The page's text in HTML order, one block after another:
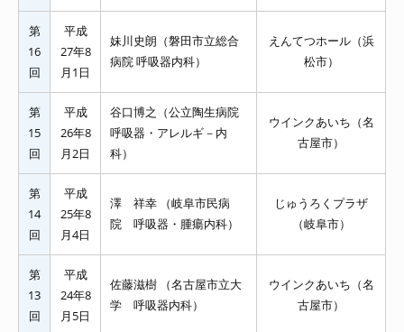
第
16
回
平成
27年8
月1日
妹川史朗（磐田市立総合
病院 呼吸器内科）
えんてつホール（浜
松市）
第
15
回
平成
26年8
月2日
谷口博之（公立陶生病院
呼吸器・アレルギ－内
科）
ウインクあいち（名
古屋市）
第
14
回
平成
25年8
月4日
澤 祥幸 （岐阜市民病
院 呼吸器・腫瘍内科）
じゅうろくプラザ
（岐阜市）
第
13
回
平成
24年8
月5日
佐藤滋樹 （名古屋市立大
学 呼吸器内科）
ウインクあいち（名
古屋市）